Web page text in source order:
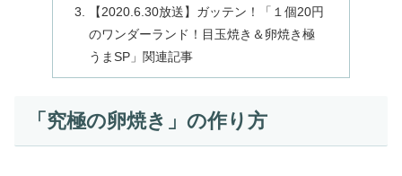
【2020.6.30放送】ガッテン！「１個20円
のワンダーランド！目玉焼き＆卵焼き極
うまSP」関連記事
「究極の卵焼き」の作り方